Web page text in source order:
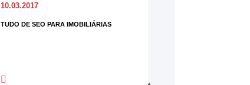
10.03.2017
TUDO DE SEO PARA IMOBILIÁRIAS